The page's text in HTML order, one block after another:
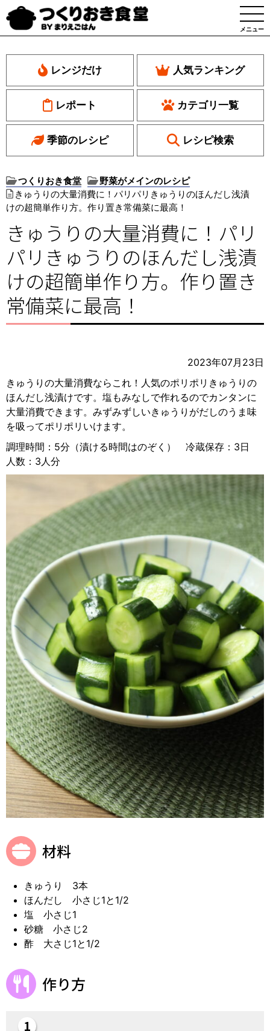
メニュー
レンジだけ 人気ランキング
レポート カテゴリ一覧
季節のレシピ レシピ検索
つくりおき食堂
野菜がメインのレシピ
きゅうりの大量消費に！パリパリきゅうりのほんだし浅漬
けの超簡単作り方。作り置き常備菜に最高！
きゅうりの大量消費に！パリ
パリきゅうりのほんだし浅漬
けの超簡単作り方。作り置き
常備菜に最高！
2023年07月23日
きゅうりの大量消費ならこれ！人気のポリポリきゅうりの
ほんだし浅漬けです。塩もみなしで作れるのでカンタンに
大量消費できます。みずみずしいきゅうりがだしのうま味
を吸ってポリポリいけます。
調理時間：5分（漬ける時間はのぞく） 冷蔵保存：3日
人数：3人分
材料
きゅうり 3本
ほんだし 小さじ1と1/2
塩 小さじ1
砂糖 小さじ2
酢 大さじ1と1/2
作り方